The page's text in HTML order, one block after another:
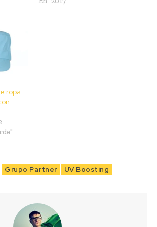
ropa
Grupo Partner UV Boosting